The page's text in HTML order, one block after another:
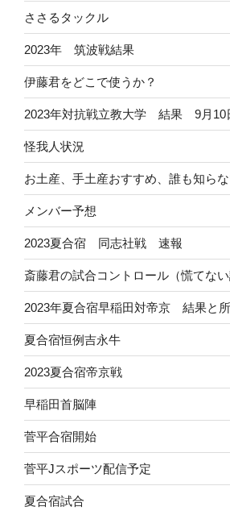
ささるタックル
2023年 筑波戦結果
伊藤君をどこで使うか？
2023年対抗戦立教大学 結果 9月10
怪我人状況
お土産、手土産おすすめ、誰も知ら
メンバー予想
2023夏合宿 同志社戦 速報
斎藤君の試合コントロール（慌てない
2023年夏合宿早稲田対帝京 結果と
夏合宿恒例吉永牛
2023夏合宿帝京戦
早稲田首脳陣
菅平合宿開始
菅平Jスポーツ配信予定
夏合宿試合